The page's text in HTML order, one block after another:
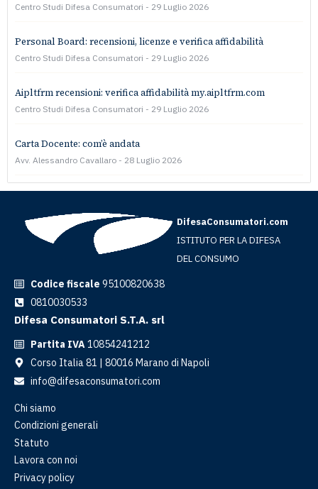
Centro Studi Difesa Consumatori 29 Luglio 2026
Personal Board: recensioni, licenze e verifica affidabilità
Centro Studi Difesa Consumatori 29 Luglio 2026
Aipltfrm recensioni: verifica affidabilità my.aipltfrm.com
Centro Studi Difesa Consumatori 29 Luglio 2026
Carta Docente: com’è andata
Avv. Alessandro Cavallaro 28 Luglio 2026
DifesaConsumatori.com
ISTITUTO PER LA DIFESA
DEL CONSUMO
Codice fiscale 95100820638
0810030533
Difesa Consumatori S.T.A. srl
Partita IVA10854241212
Corso Italia 81 | 80016 Marano di Napoli
info@difesaconsumatori.com
Chi siamo
Condizioni generali
Statuto
Lavora con noi
Privacy policy